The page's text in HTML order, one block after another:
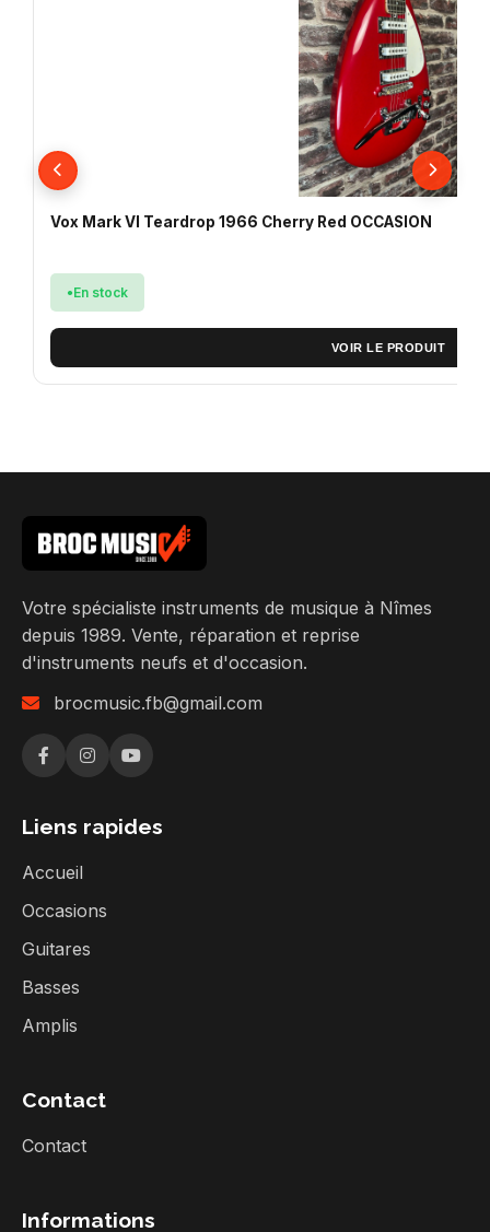
Vox Mark VI Teardrop 1966 Cherry Red OCCASION
En stock
VOIR LE PRODUIT
Votre spécialiste instruments de musique à Nîmes
depuis 1989. Vente, réparation et reprise
d'instruments neufs et d'occasion.
brocmusic.fb@gmail.com
Liens rapides
Accueil
Occasions
Guitares
Basses
Amplis
Contact
Contact
Informations